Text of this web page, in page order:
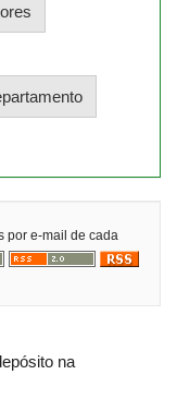
por e-mail de cada
na